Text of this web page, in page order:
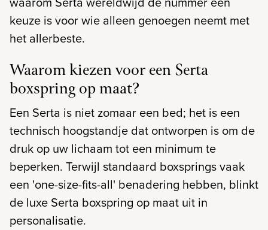
keuze is voor wie alleen genoegen neemt met
het allerbeste.
Waarom kiezen voor een Serta
boxspring op maat?
Een Serta is niet zomaar een bed; het is een
technisch hoogstandje dat ontworpen is om de
druk op uw lichaam tot een minimum te
beperken. Terwijl standaard boxsprings vaak
een 'one-size-fits-all' benadering hebben, blinkt
de luxe Serta boxspring op maat uit in
personalisatie.